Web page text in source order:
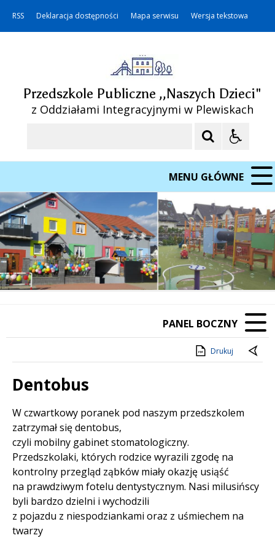
RSS Deklaracja dostępności Mapa serwisu Wersja tekstowa
Przedszkole Publiczne ,,Naszych Dzieci"
z Oddziałami Integracyjnymi w Plewiskach
MENU GŁÓWNE
PANEL BOCZNY
Drukuj
Dentobus
Treść
W czwartkowy poranek pod naszym przedszkolem
zatrzymał się dentobus,
czyli mobilny gabinet stomatologiczny.
Przedszkolaki, których rodzice wyrazili zgodę na
kontrolny przegląd ząbków miały okazję usiąść
na prawdziwym fotelu dentystycznym. Nasi milusińscy
byli bardzo dzielni i wychodzili
z pojazdu z niespodziankami oraz z uśmiechem na
twarzy